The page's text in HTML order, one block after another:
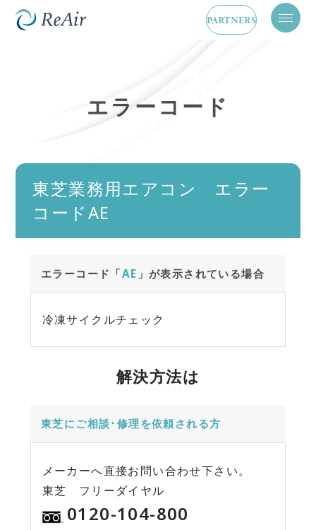
PARTNERS
メ
ニ
エラーコード
東芝業務用エアコン エラー
コードAE
エラーコード「AE 」が表示されている場合
冷凍サイクルチェック
解決方法は
東芝にご相談･修理を依頼される方
メーカーへ直接お問い合わせ下さい。
東芝 フリーダイヤル
0120-104-800